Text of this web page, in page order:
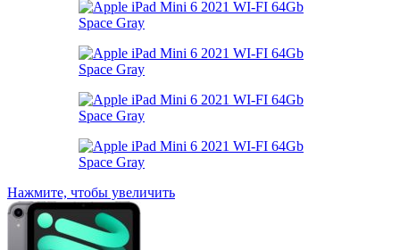
Нажмите, чтобы увеличить